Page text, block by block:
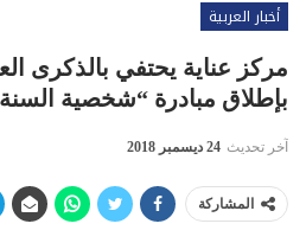
أخبار العربية
مركز عناية يحتفي بالذكرى
بإطلاق مبادرة “شخصية
آخر تحديث 24 ديسمبر 2018
المشاركة